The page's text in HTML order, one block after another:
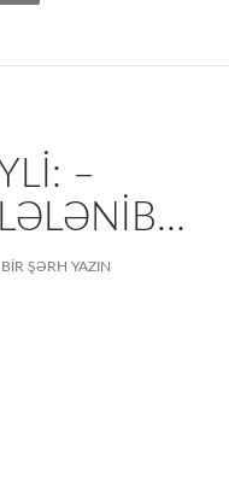
–
BIR ŞƏRH YAZIN